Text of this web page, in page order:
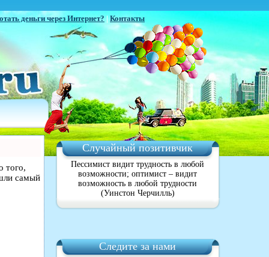
деньги через Интернет?|Контакты
того,
самый
Случайный позитивчик
Пессимист видит трудность в любой
возможности; оптимист – видит
возможность в любой трудности
(Уинстон Черчилль)
Следите за нами